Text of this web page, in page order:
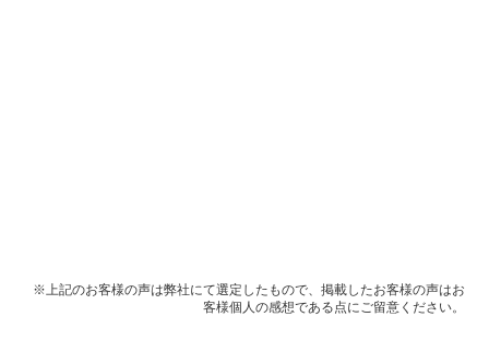
上記のお客様の声は弊社にて選定したもので、掲載したお客様の声はお
客様個人の感想である点にご留意ください。